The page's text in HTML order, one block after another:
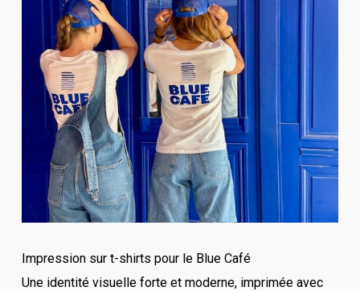
Impression sur t-shirts pour le Blue Café
Une identité visuelle forte et moderne, imprimée avec